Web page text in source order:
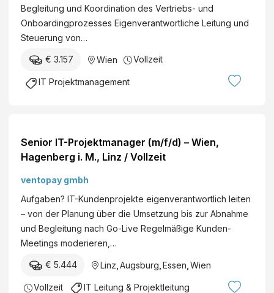
Begleitung und Koordination des Vertriebs- und
Onboardingprozesses Eigenverantwortliche Leitung und
Steuerung von…
€ 3.157 Wien Vollzeit
IT Projektmanagement
Senior IT-Projektmanager (m/f/d) – Wien,
Hagenberg i. M., Linz / Vollzeit
ventopay gmbh
Aufgaben? IT-Kundenprojekte eigenverantwortlich leiten
– von der Planung über die Umsetzung bis zur Abnahme
und Begleitung nach Go-Live Regelmäßige Kunden-
Meetings moderieren,…
€ 5.444 Linz Augsburg Essen Wien
Vollzeit IT Leitung & Projektleitung